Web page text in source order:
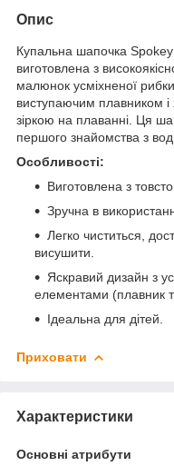
Опис
Купальна шапочка
виготовлена з
малюнок усміхненої
виступаючим плавником
зіркою на плаванні. Ця
першого знайомства з
Особливості:
Виготовлена з
Зручна в
Легко чиститься,
висушити.
Яскравий дизайн з
елементами (плавник
Ідеальна для дітей.
Приховати
Характеристики
Основні атрибути